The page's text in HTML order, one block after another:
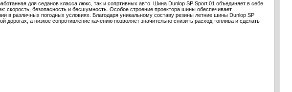
для седанов класса люкс, так и сопртивных авто. Шина Dunlop SP Sport 01 объединяет в себе
скорость, безопасность и бесшумность. Особое строение проектора шины обеспечивает
в различных погодных условиях. Благодаря уникальному составу резины летние шины Dunlop SP
дорогах, а низкое сопротивление качению позволяет значительно снизить расход топлива и сделать